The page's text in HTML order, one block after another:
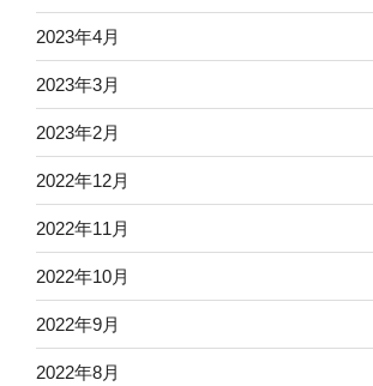
2023年4月
2023年3月
2023年2月
2022年12月
2022年11月
2022年10月
2022年9月
2022年8月